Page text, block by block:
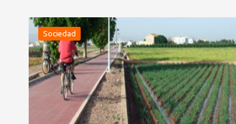
Sociedad